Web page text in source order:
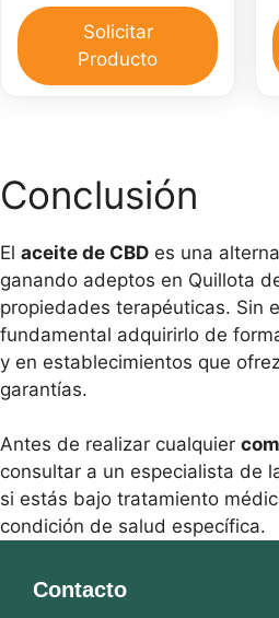
$50,000.$45,000.
CBD
30
Solicitar
Producto
Conclusión
El aceite de CBD es una
ganando adeptos en Quillota
propiedades terapéuticas. Sin
fundamental adquirirlo de
y en establecimientos que
garantías.
Antes de realizar cualquier
consultar a un especialista de
si estás bajo tratamiento
condición de salud específica.
Contacto